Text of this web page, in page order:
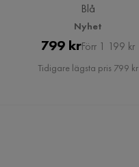
Blå
Nyhet
Pris
799 kr Original
Pris
Förr 1 199 kr
Tidigare lägsta pris 799 kr